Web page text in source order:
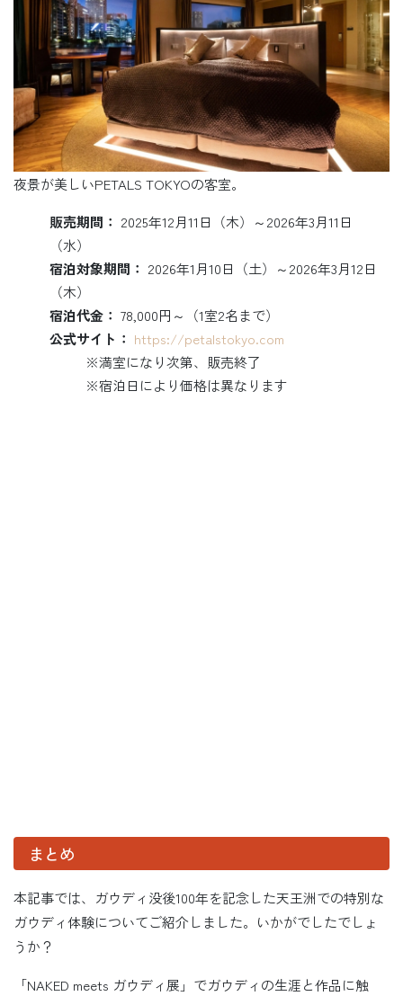
夜景が美しいPETALS TOKYOの客室。
販売期間： 2025年12月11日（木）～2026年3月11日
（水）
宿泊対象期間： 2026年1月10日（土）～2026年3月12日
（木）
宿泊代金： 78,000円～（1室2名まで）
公式サイト： https://petalstokyo.com
※満室になり次第、販売終了
※宿泊日により価格は異なります
まとめ
本記事では、ガウディ没後100年を記念した天王洲での特別な
ガウディ体験についてご紹介しました。いかがでしたでしょ
うか？
「NAKED meets ガウディ展」でガウディの生涯と作品に触